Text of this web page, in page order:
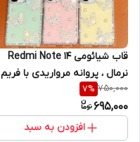
قاب شیائومی Redmi Note 14
نرمال ، پروانه‌ مرواریدی با فریم
کروم نگین دار ، ظاهر خاص و
جواهر نشان (نقد و اقساط)
ردمی نوت 14 نرمال
750,000
7%
695,000
افزودن به سبد